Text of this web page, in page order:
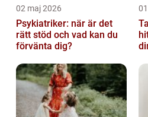
02 maj 2026
Psykiatriker: när är det
rätt stöd och vad kan du
förvänta dig?